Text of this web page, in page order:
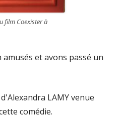
film Coexister à
et avons passé un
LAMY venue
comédie.